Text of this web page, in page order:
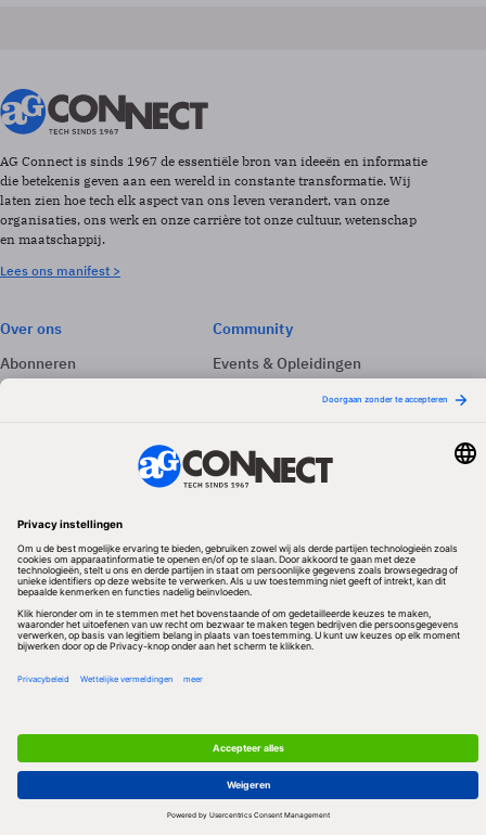
AG Connect is sinds 1967 de essentiële bron van ideeën en informatie
die betekenis geven aan een wereld in constante transformatie. Wij
laten zien hoe tech elk aspect van ons leven verandert, van onze
organisaties, ons werk en onze carrière tot onze cultuur, wetenschap
en maatschappij.
Lees ons manifest >
Over ons
Abonneren
Adverteren
Community
Events & Opleidingen
Volg ons
Redactionele partner
Algemene Voorwaarden & Copyrights